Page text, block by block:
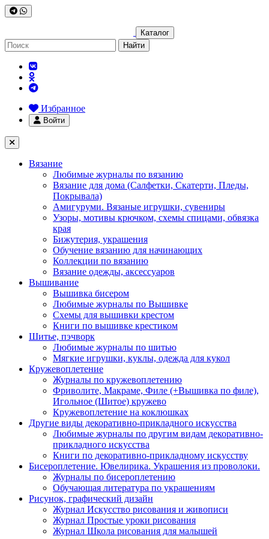
Каталог
Найти
Избранное
Войти
Вязание
Любимые журналы по вязанию
Вязание для дома (Салфетки, Скатерти, Пледы,
Покрывала)
Амигуруми. Вязаные игрушки, сувениры
Узоры, мотивы крючком, схемы спицами, обвязка
края
Бижутерия, украшения
Обучение вязанию для начинающих
Коллекции по вязанию
Вязание одежды, аксессуаров
Вышивание
Вышивка бисером
Любимые журналы по Вышивке
Схемы для вышивки крестом
Книги по вышивке крестиком
Шитье, пэчворк
Любимые журналы по шитью
Мягкие игрушки, куклы, одежда для кукол
Кружевоплетение
Журналы по кружевоплетению
Фриволите, Макраме, Филе (+Вышивка по филе),
Игольное (Шитое) кружево
Кружевоплетение на коклюшках
Другие виды декоративно-прикладного искусства
Любимые журналы по другим видам декоративно-
прикладного искусства
Книги по декоративно-прикладному искусству
Бисероплетение. Ювелирика. Украшения из проволоки.
Журналы по бисероплетению
Обучающая литература по украшениям
Рисунок, графический дизайн
Журнал Искусство рисования и живописи
Журнал Простые уроки рисования
Журнал Школа рисования для малышей